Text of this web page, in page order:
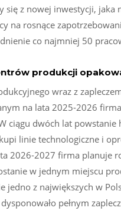
się z nowej inwestycji,
na rosnące
co najmniej 50
produkcji
wraz z
na lata 2025-2026
ciągu dwóch lat
linie technologiczne i
2026-2027 firma planuje
w jednym miejscu
jedno z największych w
pełnym